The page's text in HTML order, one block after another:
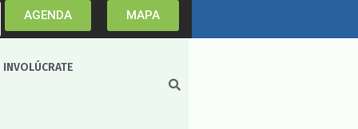
AGENDA MAPA
INVOLÚCRATE